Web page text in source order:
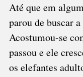
Até que em
parou de buscar
Acostumou-se
passou e ele
os elefantes